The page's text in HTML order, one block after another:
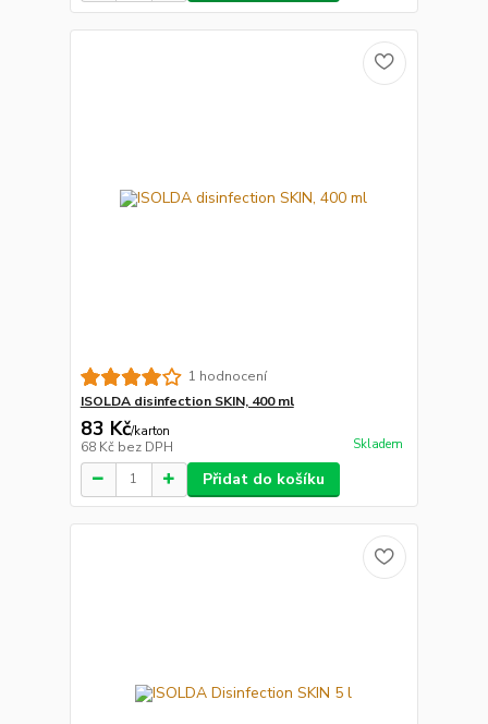
1 hodnocení
ISOLDA disinfection SKIN, 400 ml
83 Kč/karton
68 Kč bez DPH Skladem
Přidat do košíku